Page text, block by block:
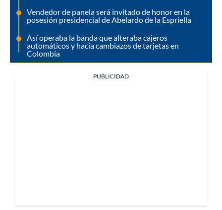
Vendedor de panela será invitado de honor en la
posesión presidencial de Abelardo de la Espriella
Así operaba la banda que alteraba cajeros
automáticos y hacía cambiazos de tarjetas en
Colombia
PUBLICIDAD